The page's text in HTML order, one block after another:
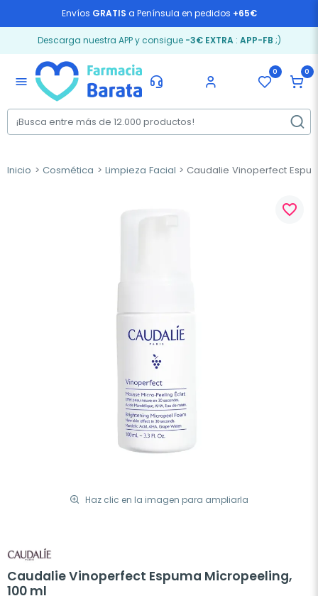
Envíos GRATIS a Península en pedidos +65€
Descarga nuestra APP y consigue -3€ EXTRA: APP-FB ;)
menu
0 0
Inicio Cosmética Limpieza Facial Caudalie Vinoperfect
Haz clic en la imagen para ampliarla
favorite_border
Caudalie Vinoperfect Espuma Micropeeling,
100 ml